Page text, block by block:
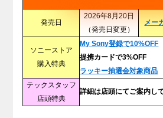
発売日
2026年8月20日
（発売日変更）
メー
ソニーストア
購入特典
My Sony登録で10%OFF
提携カードで3%OFF
ラッキー抽選会対象商品
テックスタッフ
店頭特典
詳細は店頭にてご案内し